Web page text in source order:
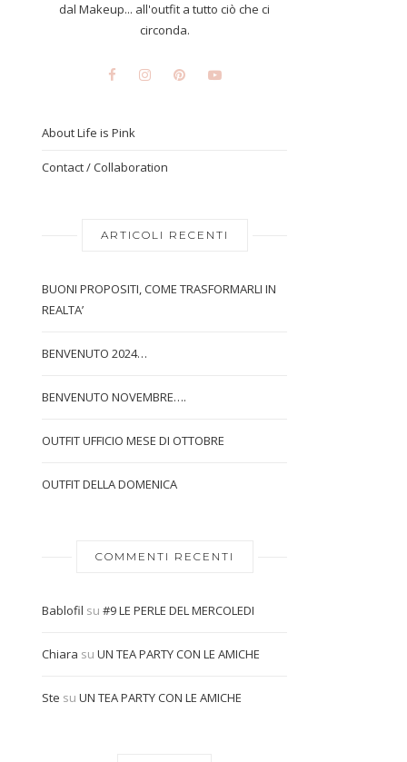
dal Makeup... all'outfit a tutto ciò che ci
circonda.
About Life is Pink
Contact / Collaboration
ARTICOLI RECENTI
BUONI PROPOSITI, COME TRASFORMARLI IN
REALTA’
BENVENUTO 2024…
BENVENUTO NOVEMBRE….
OUTFIT UFFICIO MESE DI OTTOBRE
OUTFIT DELLA DOMENICA
COMMENTI RECENTI
Bablofil su #9 LE PERLE DEL MERCOLEDI
Chiara su UN TEA PARTY CON LE AMICHE
Ste su UN TEA PARTY CON LE AMICHE